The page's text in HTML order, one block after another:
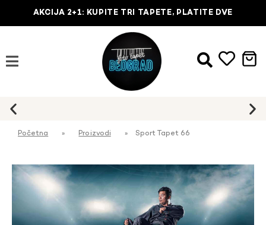
AKCIJA 2+1: KUPITE TRI TAPETE, PLATITE DVE
Početna » Proizvodi » Sport Tapet 66